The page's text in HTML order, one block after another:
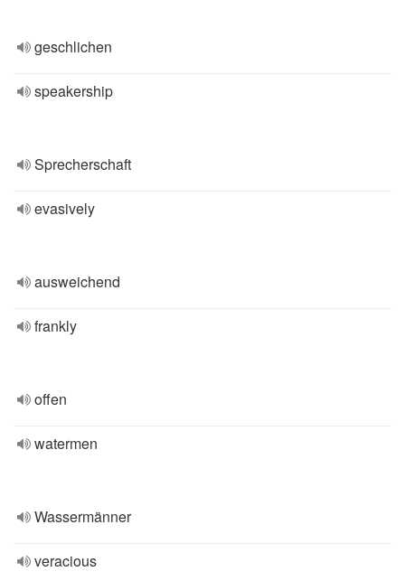
geschlichen
speakership
Sprecherschaft
evasively
ausweichend
frankly
offen
watermen
Wassermänner
veracious